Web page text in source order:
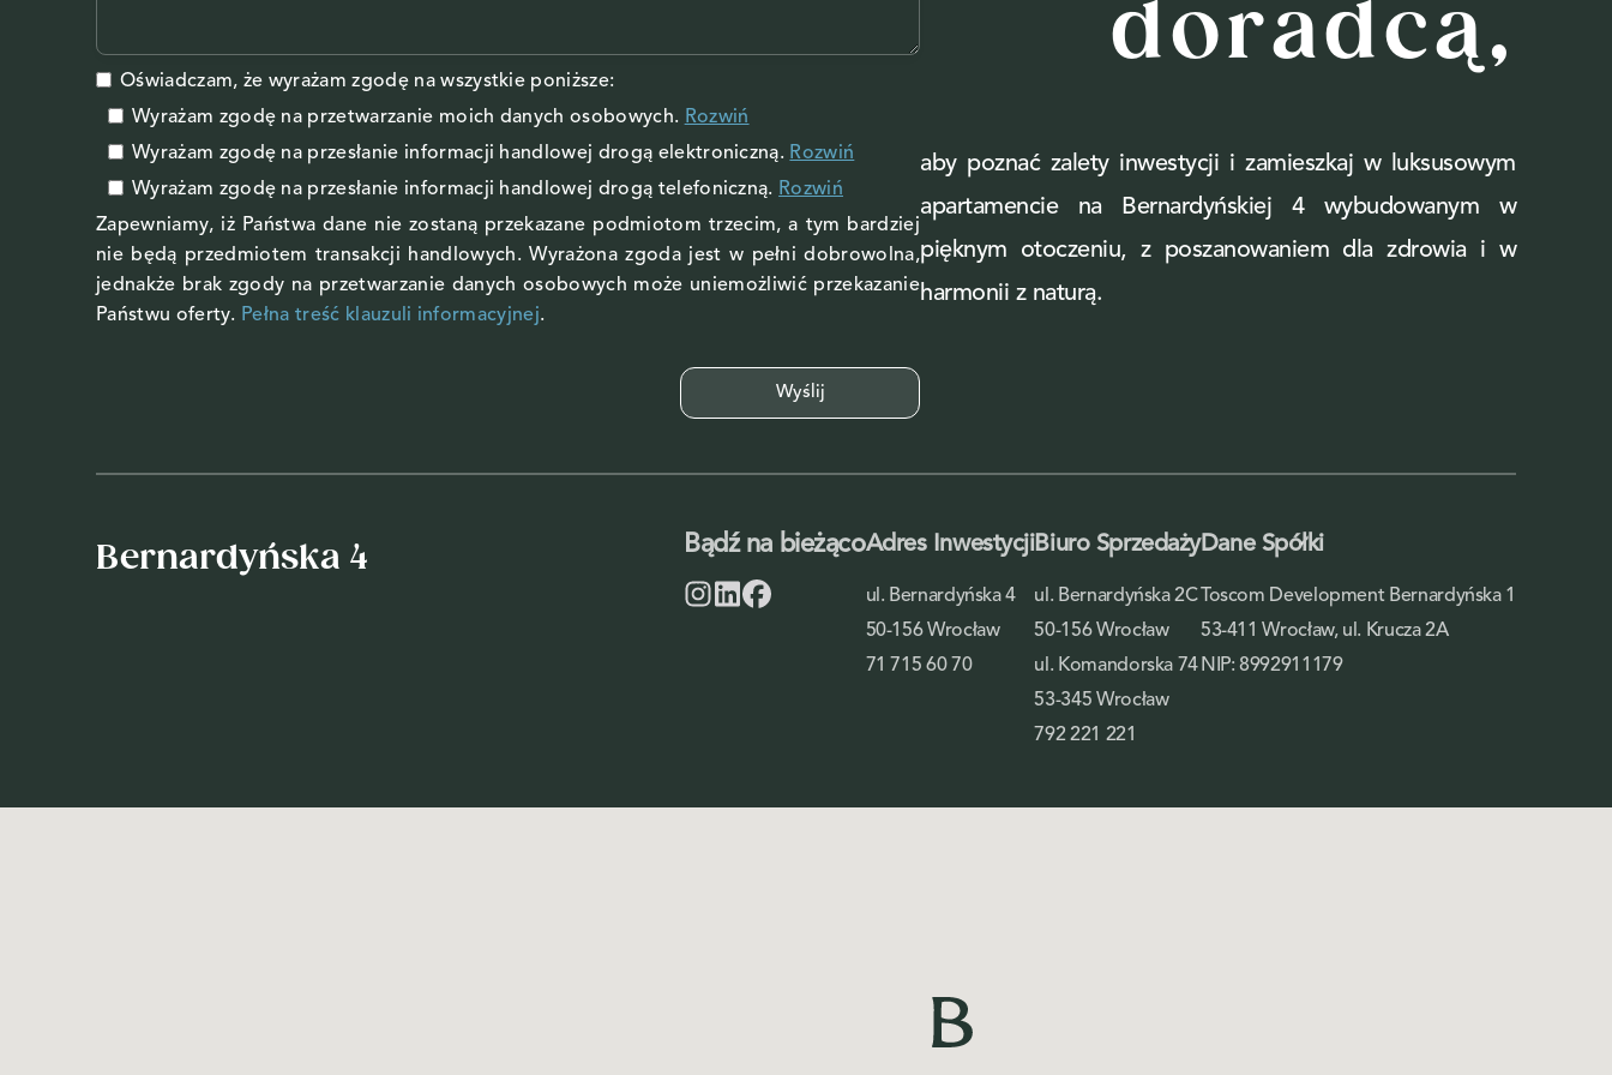
Oświadczam, że wyrażam zgodę na wszystkie poniższe:
Wyrażam zgodę na przetwarzanie moich danych osobowych. Rozwiń
Wyrażam zgodę na przesłanie informacji handlowej drogą elektroniczną. Rozwiń
Wyrażam zgodę na przesłanie informacji handlowej drogą telefoniczną. Rozwiń
Zapewniamy, iż Państwa dane nie zostaną przekazane podmiotom trzecim, a tym bardziej
nie będą przedmiotem transakcji handlowych. Wyrażona zgoda jest w pełni dobrowolna,
jednakże brak zgody na przetwarzanie danych osobowych może uniemożliwić przekazanie
Państwu oferty. Pełna treść klauzuli informacyjnej.
doradcą,
aby poznać zalety inwestycji i zamieszkaj w luksusowym
apartamencie na Bernardyńskiej 4 wybudowanym w
pięknym otoczeniu, z poszanowaniem dla zdrowia i w
harmonii z naturą.
Bernardyńska 4 Bądź na bieżącoAdres Inwestycji
ul. Bernardyńska 4
50-156 Wrocław
71 715 60 70
Biuro Sprzedaży
ul. Bernardyńska 2C
50-156 Wrocław
ul. Komandorska 74
53-345 Wrocław
792 221 221
Dane Spółki
Toscom Development Bernardyńska 1
53-411 Wrocław, ul. Krucza 2A
NIP: 8992911179